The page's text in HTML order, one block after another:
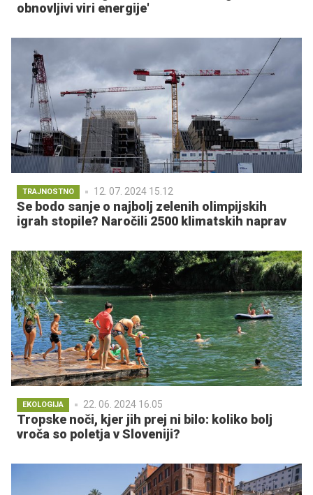
obnovljivi viri energije'
TRAJNOSTNO 12. 07. 2024 15.12
Se bodo sanje o najbolj zelenih olimpijskih
igrah stopile? Naročili 2500 klimatskih naprav
EKOLOGIJA 22. 06. 2024 16.05
Tropske noči, kjer jih prej ni bilo: koliko bolj
vroča so poletja v Sloveniji?